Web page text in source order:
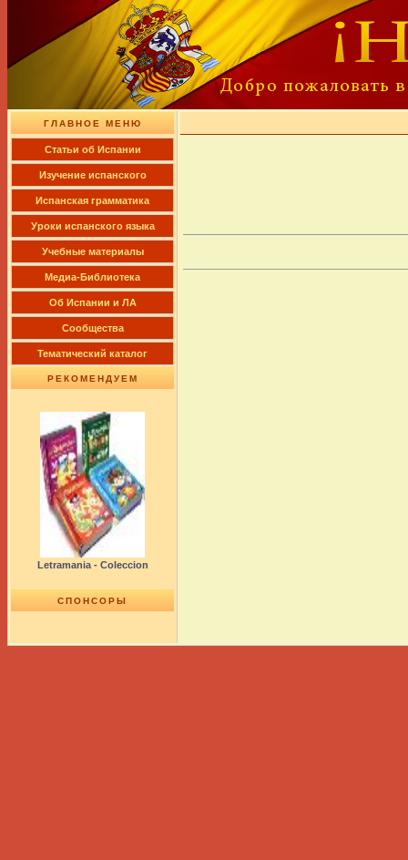
ГЛАВНОЕ МЕНЮ
Cтатьи об Испании
Изучение испанского
Испанская грамматика
Уроки испанского языка
Учебные материалы
Медиа-Библиотека
Об Испании и ЛА
Сообщества
Тематический каталог
РЕКОМЕНДУЕМ
Letramania - Coleccion
СПОНСОРЫ